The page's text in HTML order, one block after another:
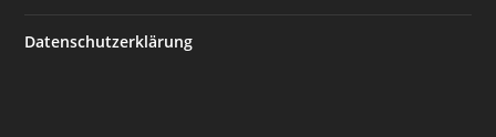
Datenschutzerklärung